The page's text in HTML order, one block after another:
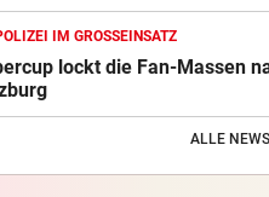
IM GROSSEINSATZ
lockt die Fan-Massen
ALLE